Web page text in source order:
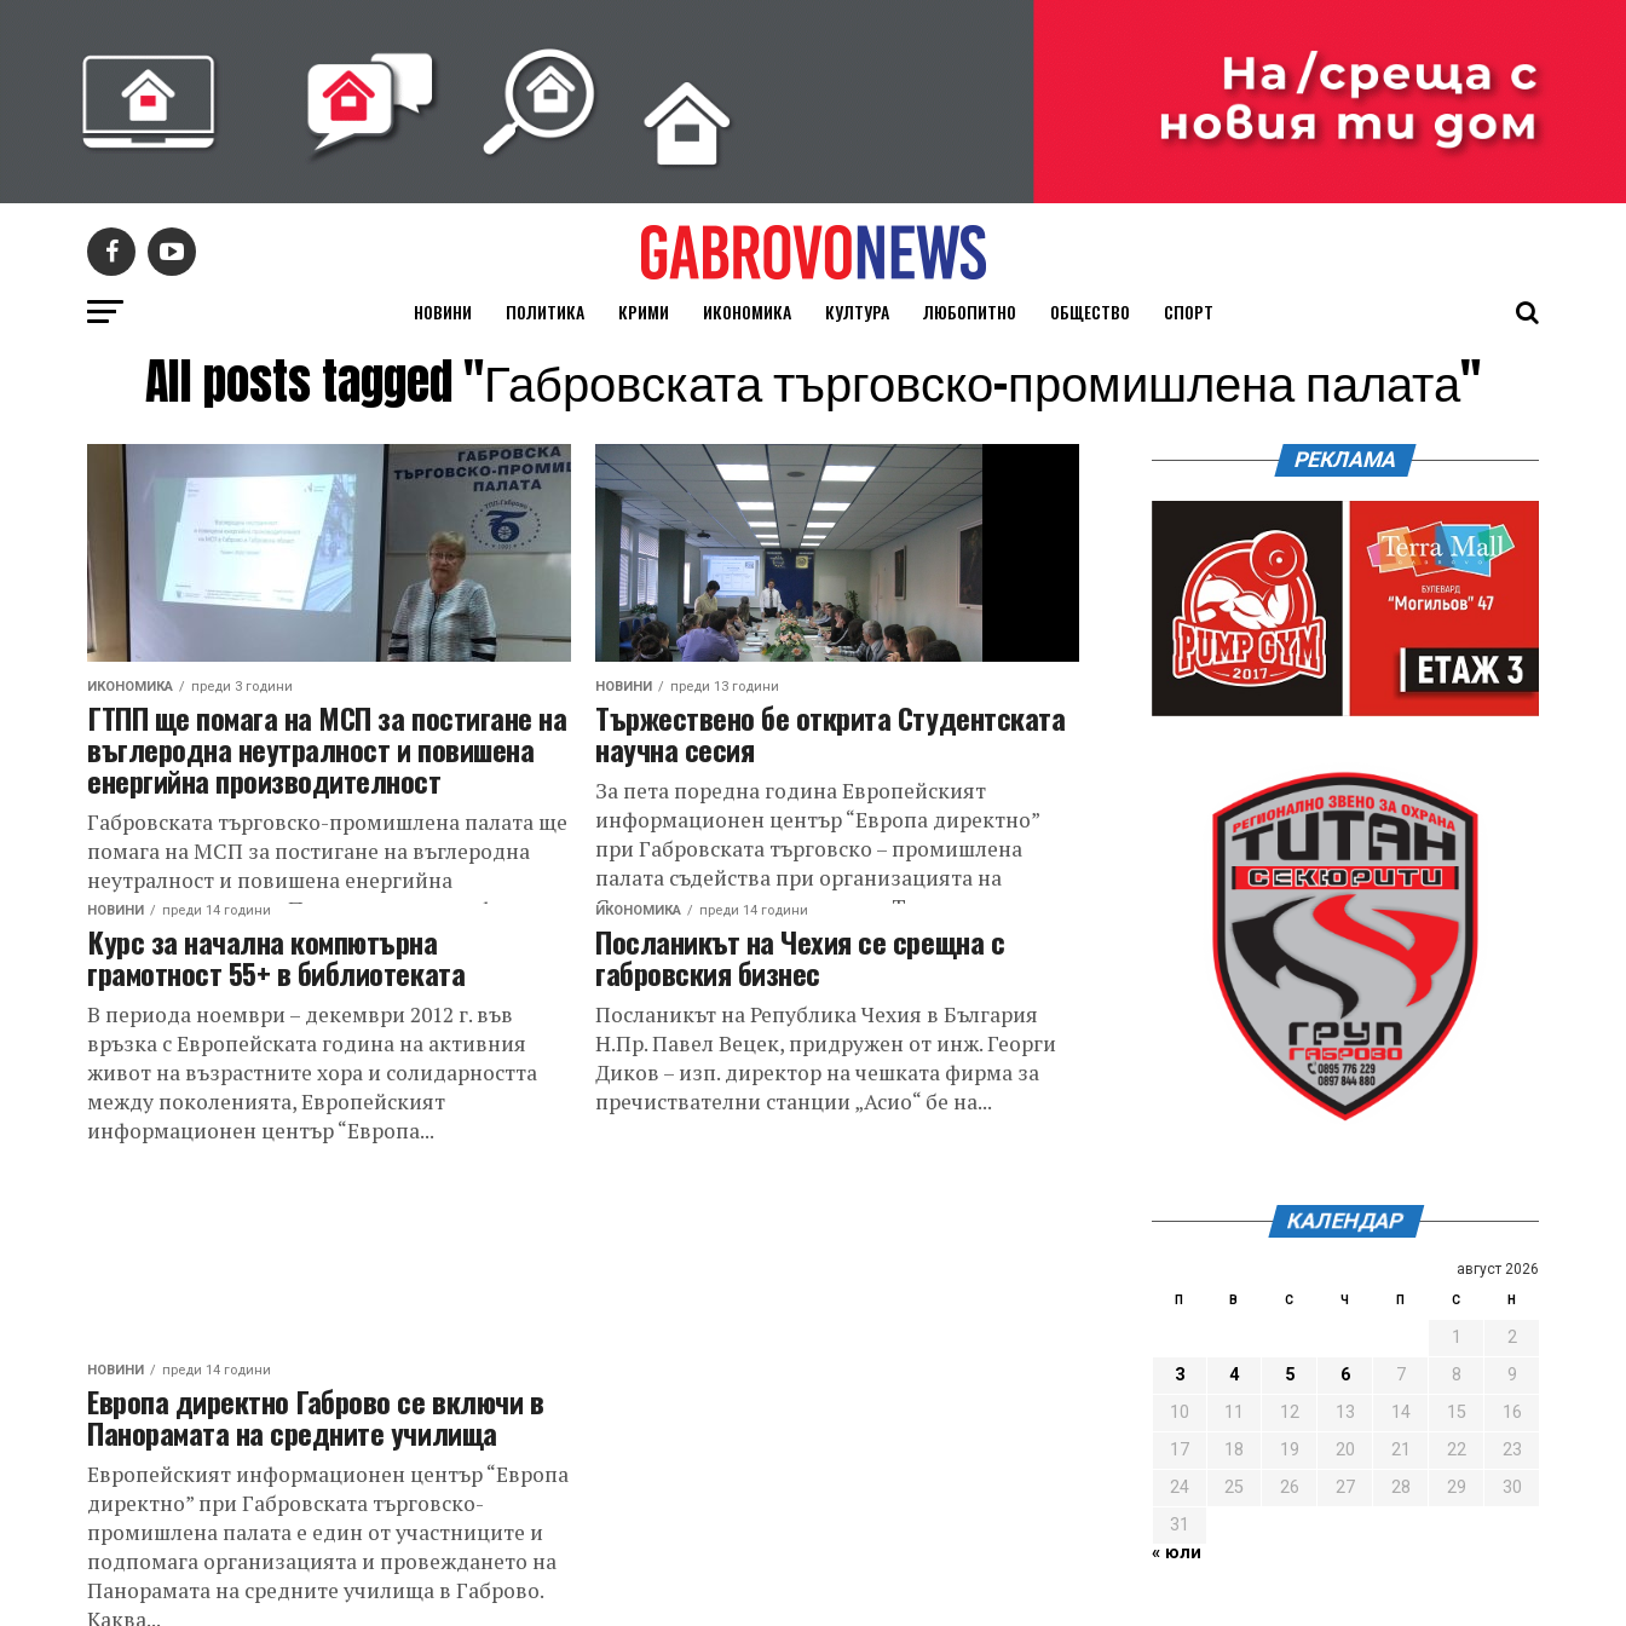
НОВИНИ ПОЛИТИКА КРИМИ ИКОНОМИКА КУЛТУРА ЛЮБОПИТНО ОБЩЕСТВО СПОРТ
All posts tagged "Габровската търговско-промишлена палата"
ИКОНОМИКА преди 3 години
ГТПП ще помага на МСП за постигане на
въглеродна неутралност и повишена
енергийна производителност
Габровската търговско-промишлена палата ще
помага на МСП за постигане на въглеродна
неутралност и повишена енергийна
производителност. Представители на фирмите
и обществеността в Габровска област имаха
възможност...
НОВИНИ преди 13 години
Тържествено бе открита Студентската
научна сесия
За пета поредна година Европейският
информационен център “Европа директно”
при Габровската търговско – промишлена
палата съдейства при организацията на
Студентската научна сесия в Техническия
университет Габрово....
НОВИНИ преди 14 години
Курс за начална компютърна
грамотност 55+ в библиотеката
В периода ноември – декември 2012 г. във
връзка с Европейската година на активния
живот на възрастните хора и солидарността
между поколенията, Европейският
информационен център “Европа...
ИКОНОМИКА преди 14 години
Посланикът на Чехия се срещна с
габровския бизнес
Посланикът на Република Чехия в България
Н.Пр. Павел Вецек, придружен от инж. Георги
Диков – изп. директор на чешката фирма за
пречиствателни станции „Асио“ бе на...
НОВИНИ преди 14 години
Европа директно Габрово се включи в
Панорамата на средните училища
Европейският информационен център “Европа
директно” при Габровската търговско-
промишлена палата е един от участниците и
подпомага организацията и провеждането на
Панорамата на средните училища в Габрово.
Каква...
РЕКЛАМА
КАЛЕНДАР
август 2026
П В С Ч П С Н
1
2
3
4 5 6 7 8
9
10
11 12 13 14 15
16
17
18 19 20 21 22
23
24
25 26 27 28 29
30
31
« юли